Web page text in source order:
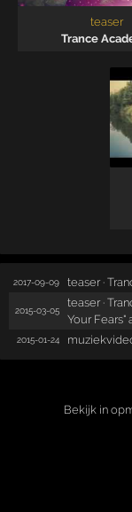
teaser
Trance
2017-09-09 teaser ·
2015-03-05
teaser ·
Your Fears"
2015-01-24
Bekijk in